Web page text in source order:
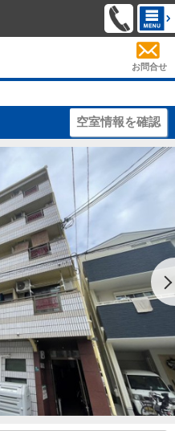
お問合せ
空室情報を確認